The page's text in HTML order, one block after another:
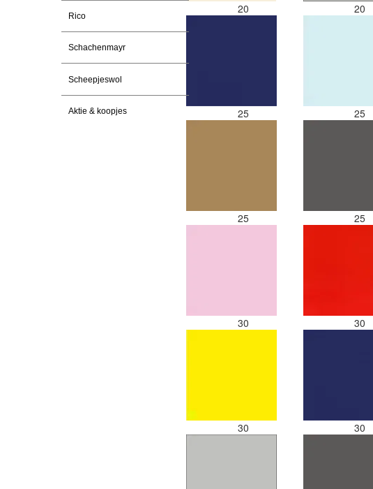
Rico
Schachenmayr
Scheepjeswol
Aktie & koopjes
20 20
25 25
25 25
30 30
30 30